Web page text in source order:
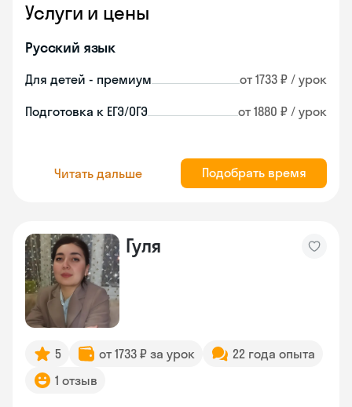
Услуги и цены
Русский язык
Для детей - премиум от 1733 ₽ / урок
Подготовка к ЕГЭ/ОГЭ от 1880 ₽ / урок
Читать дальше Подобрать время
Гуля
5 от 1733 ₽ за урок
22 года опыта
1 отзыв